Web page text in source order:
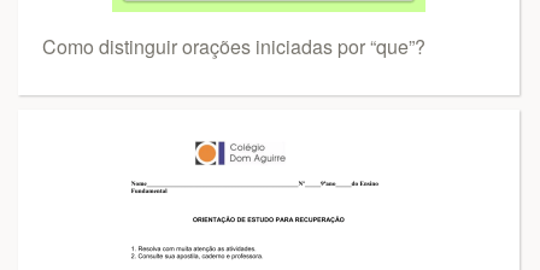
Como distinguir orações iniciadas por “que”?